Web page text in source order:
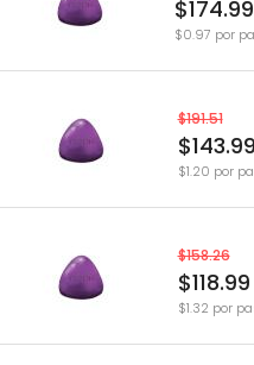
$174.99
$0.97 por
$191.51
$143.99
$1.20 por
$158.26
$118.99
$1.32 por